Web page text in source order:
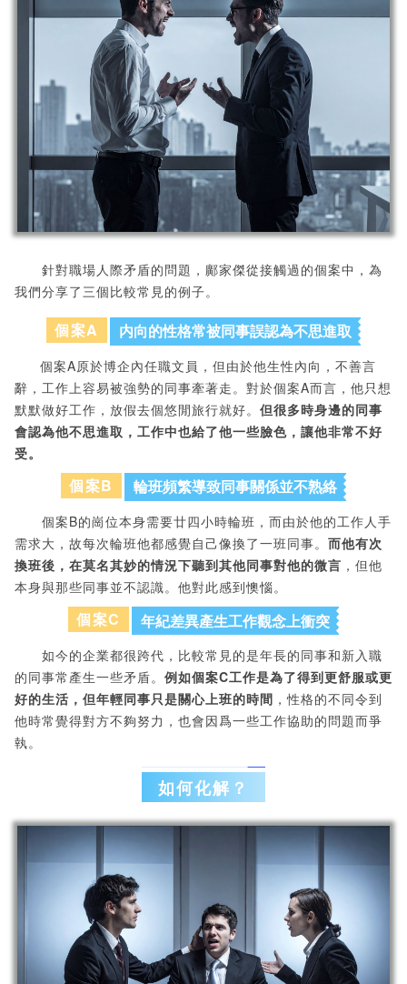
針對職場人際矛盾的問題，鄺家傑從接觸過的個案中，為
我們分享了三個比較常見的例子。
個案A 内向的性格常被同事誤認為不思進取
個案A原於博企內任職文員，但由於他生性內向，不善言
辭，工作上容易被強勢的同事牽著走。對於個案A而言，他只想
默默做好工作，放假去個悠閒旅行就好。 但很多時身邊的同事
會認為他不思進取，工作中也給了他一些臉色，讓他非常不好
受。
個案B 輪班頻繁導致同事關係並不熟絡
個案B的崗位本身需要廿四小時輪班，而由於他的工作人手
需求大，故每次輪班他都感覺自己像換了一班同事。 而他有次
換班後，在莫名其妙的情況下聽到其他同事對他的微言 ，但他
本身與那些同事並不認識。他對此感到懊惱。
個案C 年紀差異產生工作觀念上衝突
如今的企業都很跨代，比較常見的是年長的同事和新入職
的同事常產生一些矛盾。 例如個案C工作是為了得到更舒服或更
好的生活，但年輕同事只是關心上班的時間 ，性格的不同令到
他時常覺得對方不夠努力，也會因爲一些工作協助的問題而爭
執。
如何化解？